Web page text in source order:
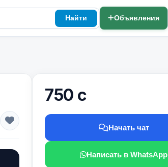
Найти Объявления
750 с
Начать чат
Написать в WhatsApp